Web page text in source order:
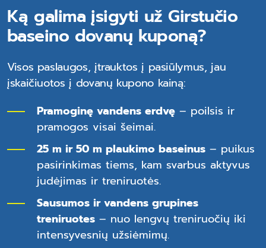
Ką galima įsigyti už Girstučio
baseino dovanų kuponą?
Visos paslaugos, įtrauktos į pasiūlymus, jau
įskaičiuotos į dovanų kupono kainą:
Pramoginę vandens erdvę – poilsis ir
pramogos visai šeimai.
25 m ir 50 m plaukimo baseinus – puikus
pasirinkimas tiems, kam svarbus aktyvus
judėjimas ir treniruotės.
Sausumos ir vandens grupines
treniruotes – nuo lengvų treniruočių iki
intensyvesnių užsiėmimų.